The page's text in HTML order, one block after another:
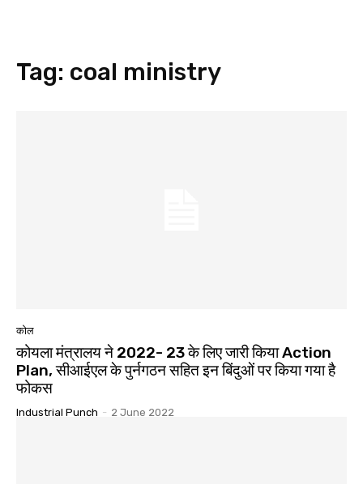
Tag: coal ministry
कोल
कोयला मंत्रालय ने 2022- 23 के लिए जारी किया Action
Plan, सीआईएल के पुर्नगठन सहित इन बिंदुओं पर किया गया है
फोकस
Industrial Punch - 2 June 2022